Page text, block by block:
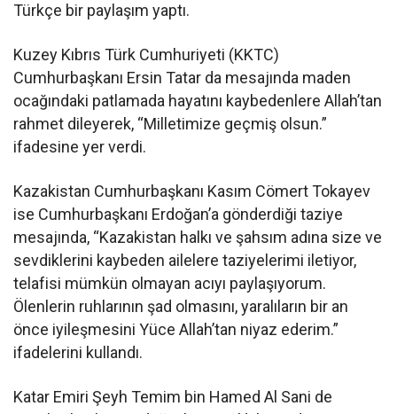
Türkçe bir paylaşım yaptı.
Kuzey Kıbrıs Türk Cumhuriyeti (KKTC)
Cumhurbaşkanı Ersin Tatar da mesajında maden
ocağındaki patlamada hayatını kaybedenlere Allah’tan
rahmet dileyerek, “Milletimize geçmiş olsun.”
ifadesine yer verdi.
Kazakistan Cumhurbaşkanı Kasım Cömert Tokayev
ise Cumhurbaşkanı Erdoğan’a gönderdiği taziye
mesajında, “Kazakistan halkı ve şahsım adına size ve
sevdiklerini kaybeden ailelere taziyelerimi iletiyor,
telafisi mümkün olmayan acıyı paylaşıyorum.
Ölenlerin ruhlarının şad olmasını, yaralıların bir an
önce iyileşmesini Yüce Allah’tan niyaz ederim.”
ifadelerini kullandı.
Katar Emiri Şeyh Temim bin Hamed Al Sani de